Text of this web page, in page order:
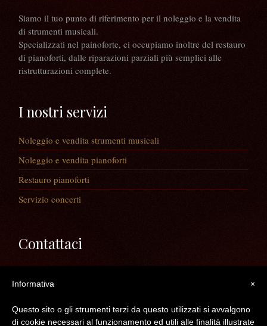
Siamo il tuo punto di riferimento per il noleggio e la vendita
di strumenti musicali.
Specializzati nel painoforte, ci occupiamo inoltre del restauro
di pianoforti, dalle riparazioni parziali più semplici alle
ristrutturazioni complete.
I nostri servizi
Noleggio e vendita strumenti musicali
Noleggio e vendita pianoforti
Restauro pianoforti
Servizio concerti
Contattaci
30020 Noventa di Piave (VE)
Mail: info@longatopianoforti.it
×
Informativa
Questo sito o gli strumenti terzi da questo utilizzati si avvalgono
di cookie necessari al funzionamento ed utili alle finalità illustrate